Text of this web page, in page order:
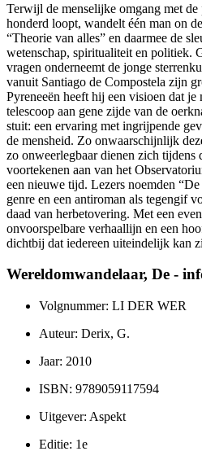
Terwijl de menselijke omgang met
honderd loopt, wandelt één man on
“Theorie van alles” en daarmee de
wetenschap, spiritualiteit en politiek.
vragen onderneemt de jonge
vanuit Santiago de Compostela zijn
Pyreneeën heeft hij een visioen dat je
telescoop aan gene zijde van de
stuit: een ervaring met ingrijpende
de mensheid. Zo onwaarschijnlijk
zo onweerlegbaar dienen zich
voortekenen aan van het
een nieuwe tijd. Lezers noemden
genre en een antiroman als tegengif
daad van herbetovering. Met een
onvoorspelbare verhaallijn en een
dichtbij dat iedereen uiteindelijk kan
Wereldomwandelaar, De -
Volgnummer: LI DER WER
Auteur: Derix, G.
Jaar: 2010
ISBN: 9789059117594
Uitgever: Aspekt
Editie: 1e